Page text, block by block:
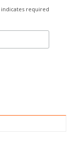
indicates required